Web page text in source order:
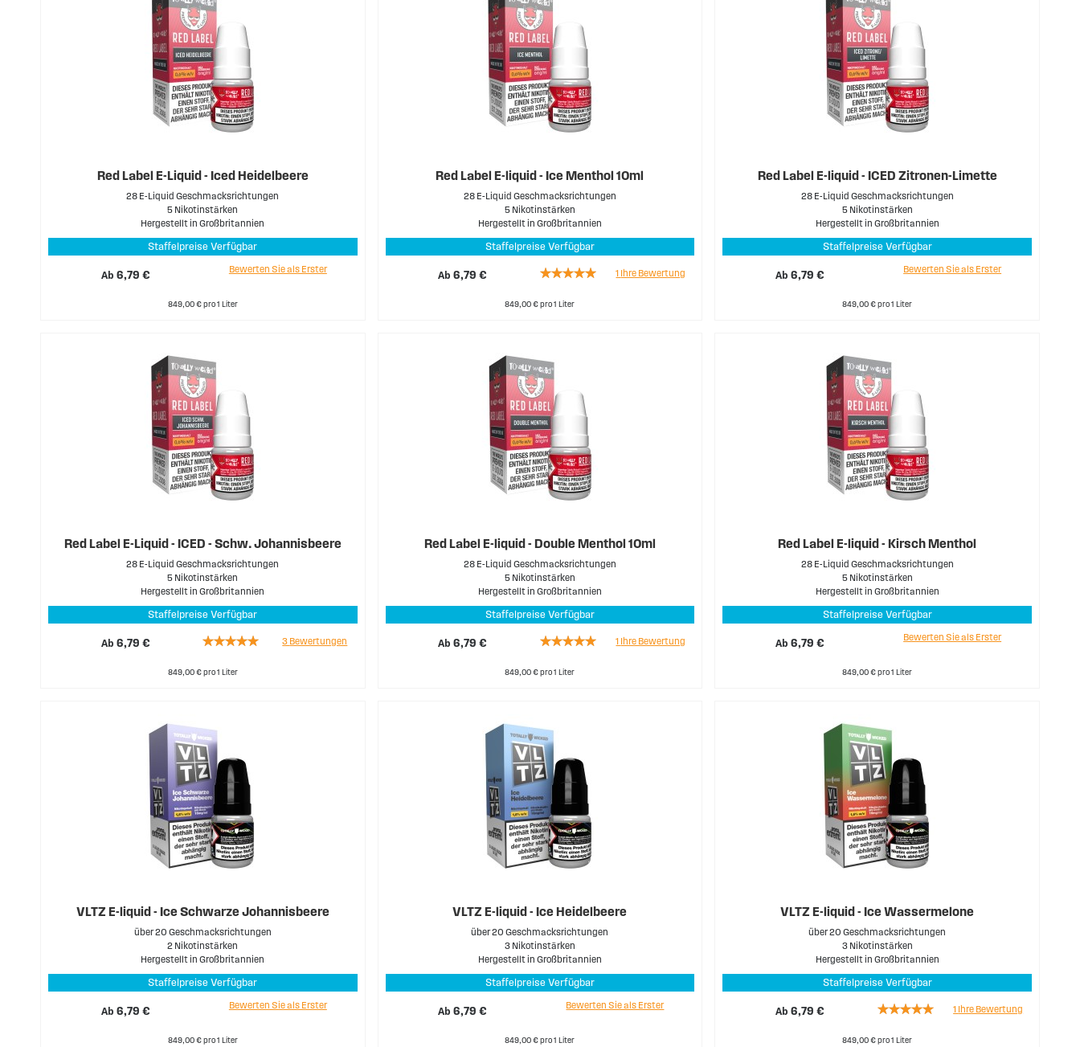
Red Label E-Liquid - Iced Heidelbeere
28 E-Liquid Geschmacksrichtungen
5 Nikotinstärken
Hergestellt in Großbritannien
Staffelpreise Verfügbar
Ab 6,79 €
Bewerten Sie als Erster
849,00 € pro 1 Liter
Red Label E-liquid - Ice Menthol 10ml
28 E-Liquid Geschmacksrichtungen
5 Nikotinstärken
Hergestellt in Großbritannien
Staffelpreise Verfügbar
Ab6,79 €
Rating:
1 Ihre Bewertung
849,00 € pro 1 Liter
Red Label E-liquid - ICED Zitronen-Limette
28 E-Liquid Geschmacksrichtungen
5 Nikotinstärken
Hergestellt in Großbritannien
Staffelpreise Verfügbar
Ab 6,79 €
Bewerten Sie als Erster
849,00 € pro 1 Liter
Red Label E-Liquid - ICED - Schw. Johannisbeere
28 E-Liquid Geschmacksrichtungen
5 Nikotinstärken
Hergestellt in Großbritannien
Staffelpreise Verfügbar
Ab 6,79 €
Rating:
3 Bewertungen
849,00 € pro 1 Liter
Red Label E-liquid - Double Menthol 10ml
28 E-Liquid Geschmacksrichtungen
5 Nikotinstärken
Hergestellt in Großbritannien
Staffelpreise Verfügbar
Ab6,79 €
Rating:
1 Ihre Bewertung
849,00 € pro 1 Liter
Red Label E-liquid - Kirsch Menthol
28 E-Liquid Geschmacksrichtungen
5 Nikotinstärken
Hergestellt in Großbritannien
Staffelpreise Verfügbar
Ab 6,79 €
Bewerten Sie als Erster
849,00 € pro 1 Liter
VLTZ E-liquid - Ice Schwarze Johannisbeere
über 20 Geschmacksrichtungen
2 Nikotinstärken
Hergestellt in Großbritannien
Staffelpreise Verfügbar
Ab 6,79 €
Bewerten Sie als Erster
849,00 € pro 1 Liter
VLTZ E-liquid - Ice Heidelbeere
über 20 Geschmacksrichtungen
3 Nikotinstärken
Hergestellt in Großbritannien
Staffelpreise Verfügbar
Ab6,79 €
Bewerten Sie als Erster
849,00 € pro 1 Liter
VLTZ E-liquid - Ice Wassermelone
über 20 Geschmacksrichtungen
3 Nikotinstärken
Hergestellt in Großbritannien
Staffelpreise Verfügbar
Ab 6,79 €
Rating:
1 Ihre Bewertung
849,00 € pro 1 Liter